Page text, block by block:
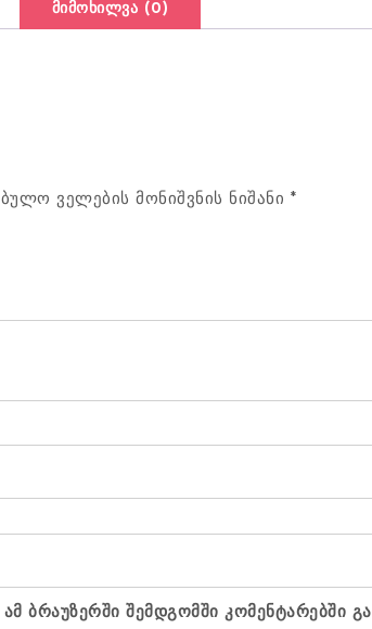
მიმოხილვა (0)
ველების მონიშვნის ნიშანი *
ბრაუზერში შემდგომში კომენტარებში